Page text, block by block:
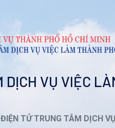
DỊCH VỤ VIỆC
TỬ TRUNG TÂM DỊCH